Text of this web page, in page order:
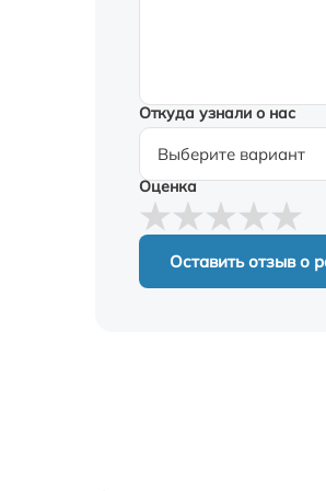
Откуда узнали о нас
Оценка
Оставить отзыв о